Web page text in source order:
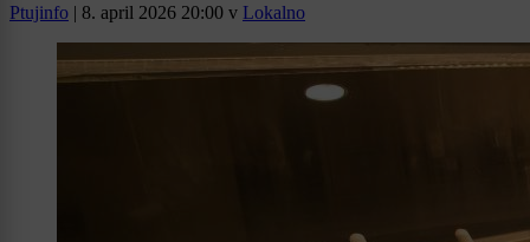
Ptujinfo | 8. april 2026 20:00 v Lokalno